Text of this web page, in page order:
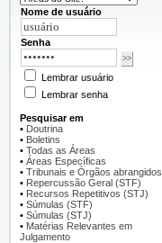
Nome de usuário
Senha
Lembrar usuário
Lembrar senha
Pesquisar em
• Doutrina
• Boletins
• Todas as Áreas
• Áreas Específicas
• Tribunais e Órgãos abrangidos
• Repercussão Geral (STF)
• Recursos Repetitivos (STJ)
• Súmulas (STF)
• Súmulas (STJ)
• Matérias Relevantes em
Julgamento